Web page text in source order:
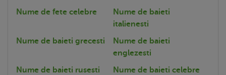
Nume de fete celebre
Nume de baieti
italienesti
Nume de baieti grecesti
Nume de baieti
englezesti
Nume de baieti rusesti
Nume de baieti celebre